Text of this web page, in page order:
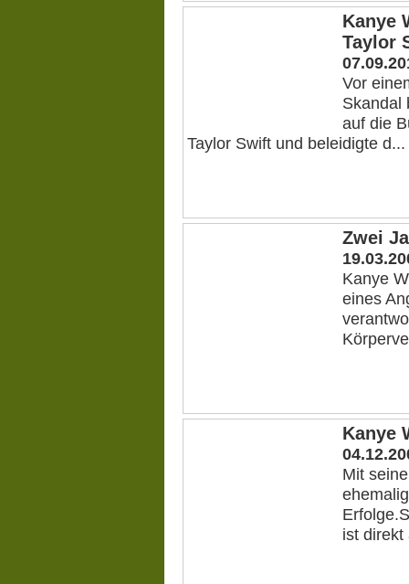
Kanye
Taylor
Vor
Skandal
auf die
Taylor Swift und beleidigte d...
Zwei
Kanye
eines
Kanye
Mit
ist direkt